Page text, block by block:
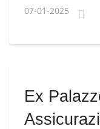
sul territorio
07-01-2025
Ex